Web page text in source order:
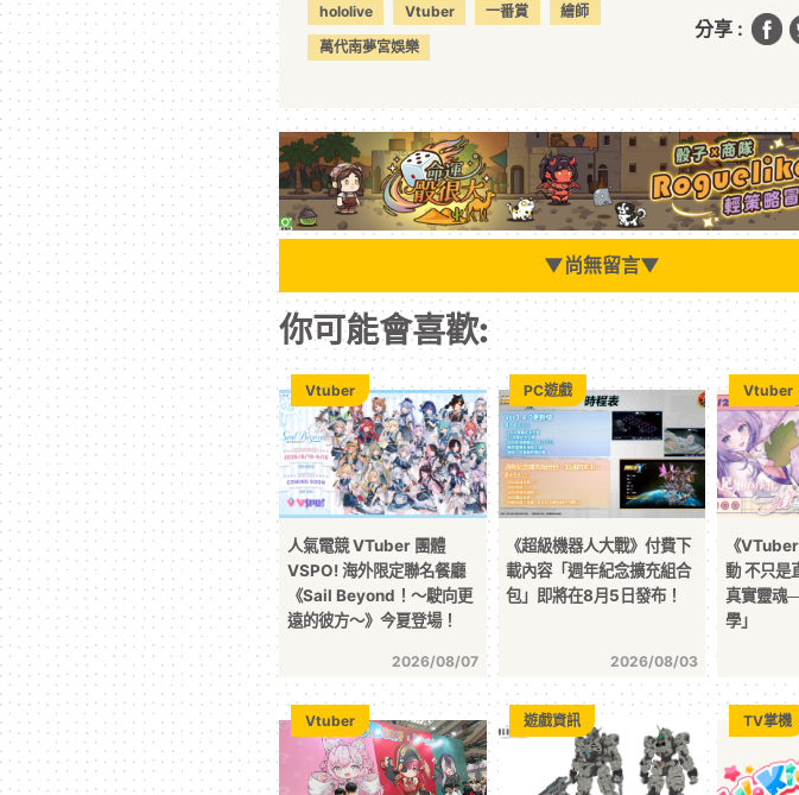
hololive Vtuber 一番賞
繪師
萬代南夢宮娛樂
分享 :
▼尚無留言▼
你可能會喜歡:
人氣電競 VTuber 團體
VSPO! 海外限定聯名餐廳
《Sail Beyond！～駛向更
遠的彼方～》今夏登場！
2026/08/07
Vtuber
《超級機器人大戰》付費下
載內容「週年紀念擴充組合
包」即將在8月5日發布！
2026/08/03
PC遊戲
《
動 不只是
真實靈魂
學」
Vtuber
Vtuber 遊戲資訊 TV掌機